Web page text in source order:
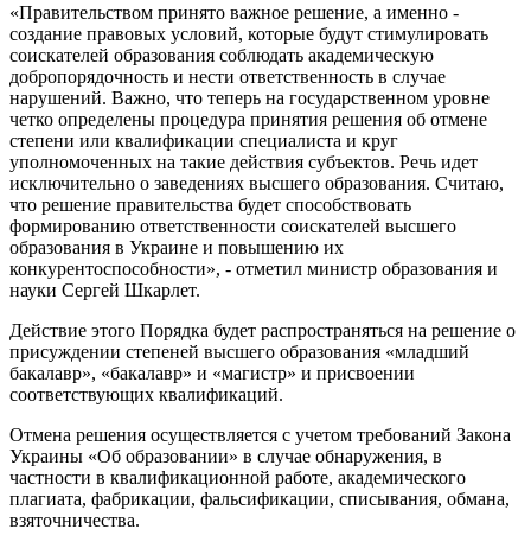
«Правительством принято важное решение, а именно -
создание правовых условий, которые будут стимулировать
соискателей образования соблюдать академическую
добропорядочность и нести ответственность в случае
нарушений. Важно, что теперь на государственном уровне
четко определены процедура принятия решения об отмене
степени или квалификации специалиста и круг
уполномоченных на такие действия субъектов. Речь идет
исключительно о заведениях высшего образования. Считаю,
что решение правительства будет способствовать
формированию ответственности соискателей высшего
образования в Украине и повышению их
конкурентоспособности», - отметил министр образования и
науки Сергей Шкарлет.
Действие этого Порядка будет распространяться на решение о
присуждении степеней высшего образования «младший
бакалавр», «бакалавр» и «магистр» и присвоении
соответствующих квалификаций.
Отмена решения осуществляется с учетом требований Закона
Украины «Об образовании» в случае обнаружения, в
частности в квалификационной работе, академического
плагиата, фабрикации, фальсификации, списывания, обмана,
взяточничества.